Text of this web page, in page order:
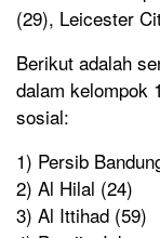
(29), Leicester
Berikut adalah
dalam kelompok
sosial:
1) Persib
2) Al Hilal (24)
3) Al Ittihad (59)